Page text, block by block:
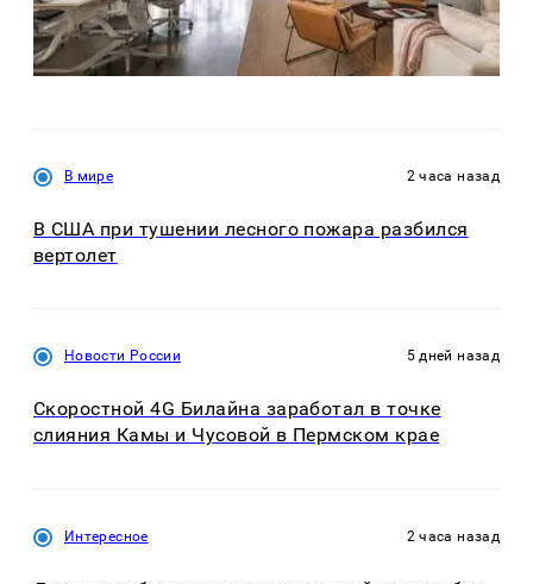
В мире 2 часа назад
В США при тушении лесного пожара разбился
вертолет
Новости России 5 дней назад
Скоростной 4G Билайна заработал в точке
слияния Камы и Чусовой в Пермском крае
Интересное 2 часа назад